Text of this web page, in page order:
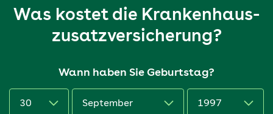
Was kostet die Krankenhaus­
zusatz­versicherung?
Wann haben Sie Geburtstag?